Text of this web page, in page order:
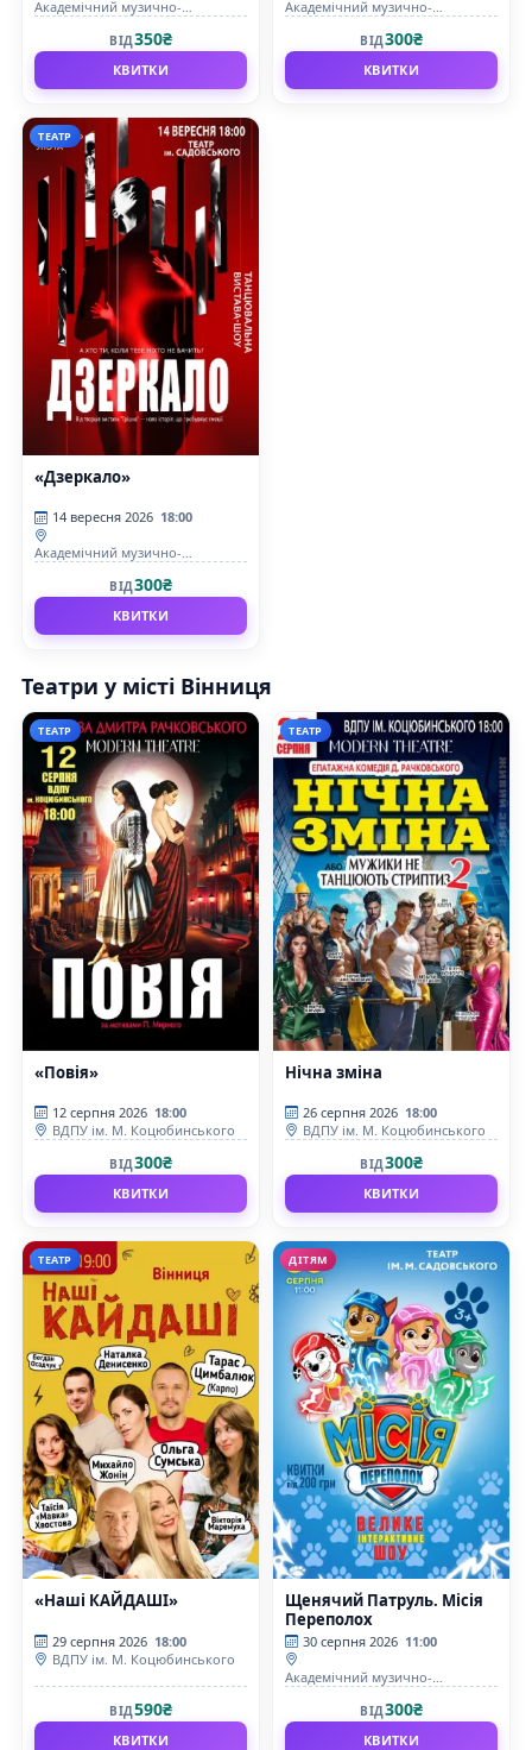
Академічний музично-
СадовськогоВІД350₴
КВИТКИ
Академічний музично-
СадовськогоВІД300₴
КВИТКИ
ТЕАТР
«Дзеркало»
14 вересня 2026 18:00
Академічний музично-
СадовськогоВІД300₴
КВИТКИ
Театри у місті Вінниця
ТЕАТР
«Повія»
12 серпня 2026 18:00
ВДПУ ім. М. Коцюбинського
ВІД300₴
КВИТКИ
ТЕАТР
Нічна зміна
26 серпня 2026 18:00
ВДПУ ім. М. Коцюбинського
ВІД300₴
КВИТКИ
ТЕАТР
«Наші КАЙДАШІ»
29 серпня 2026 18:00
ВДПУ ім. М. Коцюбинського
ВІД590₴
КВИТКИ
ДІТЯМ
Щенячий Патруль. Місія
Переполох
30 серпня 2026 11:00
Академічний музично-
СадовськогоВІД300₴
КВИТКИ